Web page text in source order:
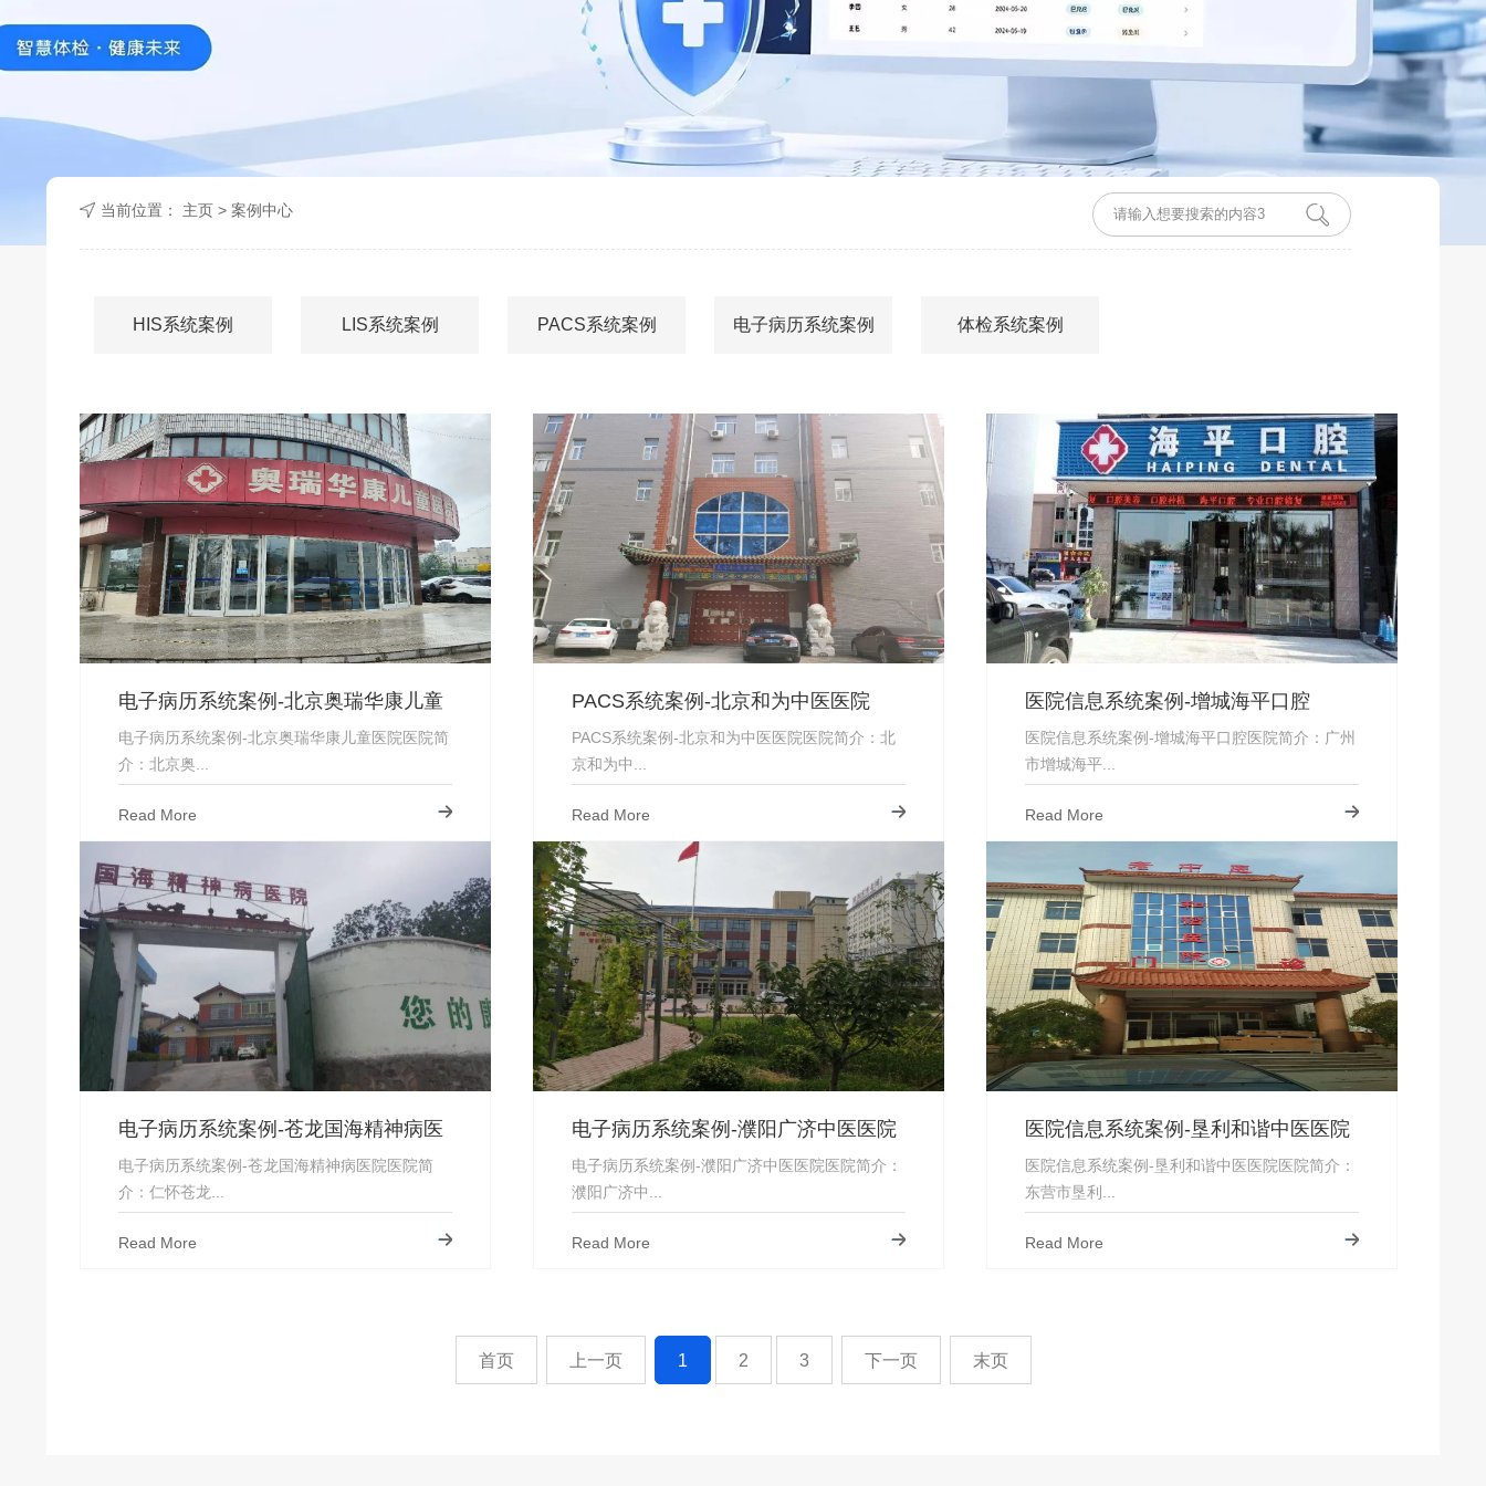
当前位置： 主页 > 案例中心
HIS系统案例 LIS系统案例 PACS系统案例 电子病历系统案例 体检系统案例
电子病历系统案例-北京奥瑞华康儿童
医院
电子病历系统案例-北京奥瑞华康儿童医院医院简
介：北京奥...
Read More
PACS系统案例-北京和为中医医院
PACS系统案例-北京和为中医医院医院简介：北
京和为中...
Read More
医院信息系统案例-增城海平口腔
医院信息系统案例-增城海平口腔医院简介：广州
市增城海平...
Read More
电子病历系统案例-苍龙国海精神病医
院
电子病历系统案例-苍龙国海精神病医院医院简
介：仁怀苍龙...
Read More
电子病历系统案例-濮阳广济中医医院
电子病历系统案例-濮阳广济中医医院医院简介：
濮阳广济中...
Read More
医院信息系统案例-垦利和谐中医医院
医院信息系统案例-垦利和谐中医医院医院简介：
东营市垦利...
Read More
首页 上一页 1 2 3 下一页 末页